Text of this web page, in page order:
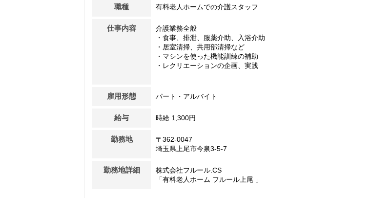
職種 有料老人ホームでの介護スタッフ
仕事内容
介護業務全般
・食事、排泄、服薬介助、入浴介助
・居室清掃、共用部清掃など
・マシンを使った機能訓練の補助
・レクリエーションの企画、実践
...
雇用形態 パート・アルバイト
給与 時給 1,300円
勤務地
〒362-0047
埼玉県上尾市今泉3-5-7
勤務地詳細
株式会社フルール.CS
「有料老人ホーム フルール上尾 」